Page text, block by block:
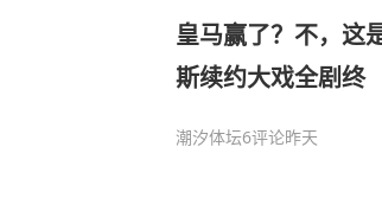
皇马赢了？不，
斯续约大戏全剧终
潮汐体坛6评论昨天